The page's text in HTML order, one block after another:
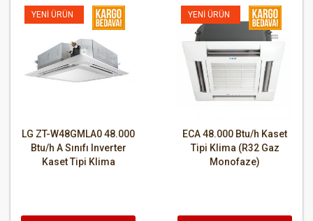
LG ZT-W48GMLA0 48.000
Btu/h A Sınıfı Inverter
Kaset Tipi Klima
YENI ÜRÜN
ECA 48.000 Btu/h Kaset
Tipi Klima (R32 Gaz
Monofaze)
YENI ÜRÜN